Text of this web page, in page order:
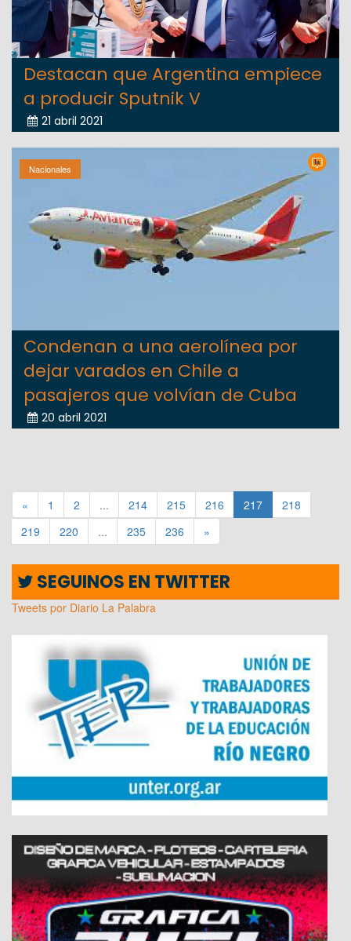
Destacan que Argentina empiece
a producir Sputnik V
21 abril 2021
Nacionales
Condenan a una aerolínea por
dejar varados en Chile a
pasajeros que volvían de Cuba
20 abril 2021
« 1 2 ... 214 215 216 217
218
219
220 ... 235 236 »
SEGUINOS EN TWITTER
Tweets por Diario La Palabra